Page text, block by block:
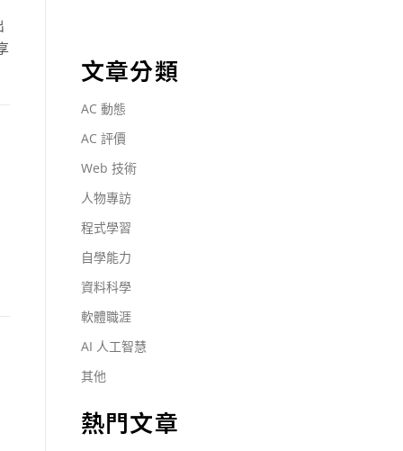
文章分類
AC 動態
AC 評價
Web 技術
人物專訪
程式學習
自學能力
資料科學
軟體職涯
AI 人工智慧
其他
熱門文章